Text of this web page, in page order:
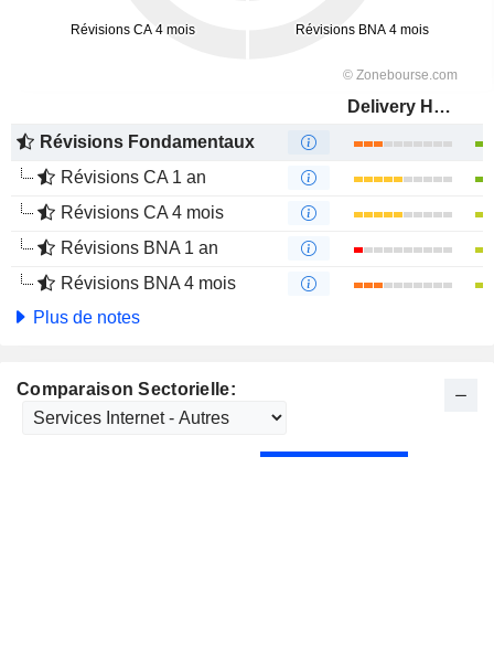
Delivery Hero SE
Révisions Fondamentaux
Révisions CA 1 an
Révisions CA 4 mois
Révisions BNA 1 an
Révisions BNA 4 mois
Plus de notes
Comparaison Sectorielle: